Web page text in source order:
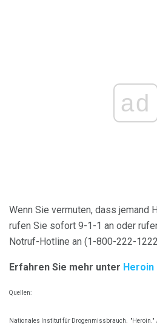
ad
Wenn Sie vermuten, dass jemand
rufen Sie sofort 9-1-1 an oder
Notruf-Hotline an (1-800-222-
Erfahren Sie mehr unter Heroin
Quellen:
Nationales Institut für Drogenmissbrauch. "Heroin."